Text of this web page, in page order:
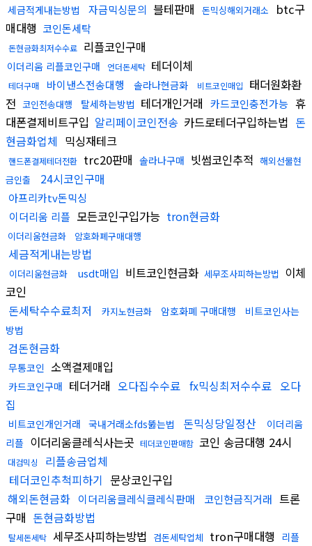
세금적게내는방법 자금믹싱문의 블테판매 돈믹싱해외거래소
btc구
매대행 코인돈세탁
돈현금화최저수수료 리플코인구매
이더리움 리플코인구매 언더돈세탁 테더이체
테더구매 바이낸스전송대행 솔라나현금화 비트코인매입
태더원화환
전 코인전송대행 탈세하는방법 테더개인거래 카드코인충전가능 휴
대폰결제비트구입 알리페이코인전송 카드로테더구입하는법 돈
현금화업체 믹싱재테크
핸드폰결제테더전환 trc20판매 솔라나구매 빗썸코인추적 해외선물현
금인출
24시코인구매
아프리카tv돈믹싱
이더리움 리플 모든코인구입가능 tron현금화
이더리움현금화 암호화폐구매대행
세금적게내는방법
이더리움현금화 usdt매입 비트코인현금화 세무조사피하는방법 이체
코인
돈세탁수수료최저
카지노현금화 암호화폐 구매대행
비트코인사는
방법
검돈현금화
무통코인 소액결제매입
카드코인구매 테더거래 오다집수수료 fx믹싱최저수수료 오다
집
비트코인개인거래 국내거래소fds뚫는법 돈믹싱당일정산
이더리움
리플 이더리움클레식사는곳 테더코인판매함 코인 송금대행 24시
대검믹싱
리플송금업체
테더코인추척피하기 문상코인구입
해외돈현금화 이더리움클레식클레식판매 코인현금직거래 트론
구매 돈현금화방법
탈세돈세탁 세무조사피하는방법 검돈세탁업체 tron구매대행 리플